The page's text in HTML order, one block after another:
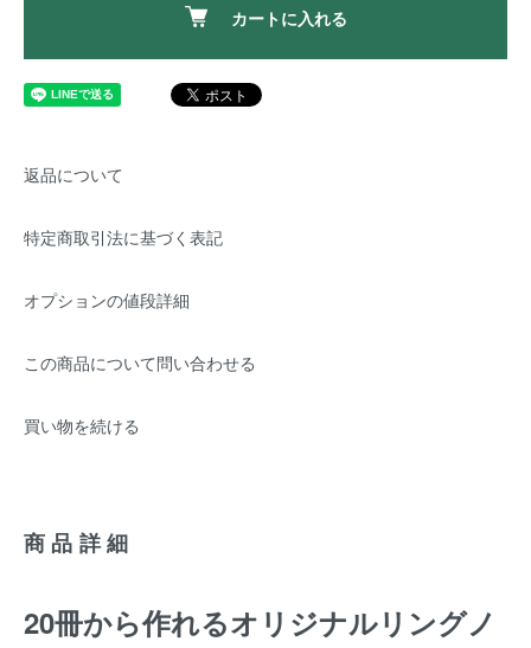
カートに入れる
返品について
特定商取引法に基づく表記
オプションの値段詳細
この商品について問い合わせる
買い物を続ける
商品詳細
20冊から作れるオリジナルリングノ